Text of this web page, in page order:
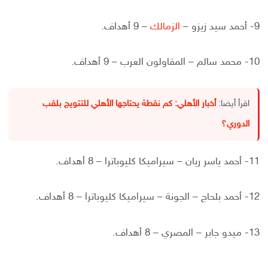
9- أحمد سيد زيزو – الزمالك – 9 أهداف.
10- محمد سالم – المقاولون العرب – 9 أهداف.
اقرأ أيضا: أخبار الأهلي: كم نقطة يحتاجها الأهلي للتتويج بلقب
الدوري؟
11- أحمد ياسر ريان – سيراميكا كليوباترا – 8 أهداف.
12- أحمد بلحاج – الجونة – سيراميكا كليوباترا – 8 أهداف.
13- ميدو جابر – المصري – 8 أهداف.